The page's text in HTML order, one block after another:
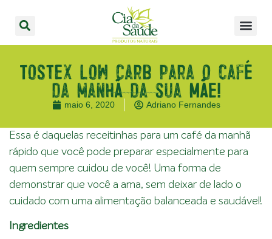
Tostex low carb para o café
da manhã da sua MÃE!
maio 6, 2020 Adriano Fernandes
Essa é daquelas receitinhas para um café da manhã
rápido que você pode preparar especialmente para
quem sempre cuidou de você! Uma forma de
demonstrar que você a ama, sem deixar de lado o
cuidado com uma alimentação balanceada e saudável!
Ingredientes